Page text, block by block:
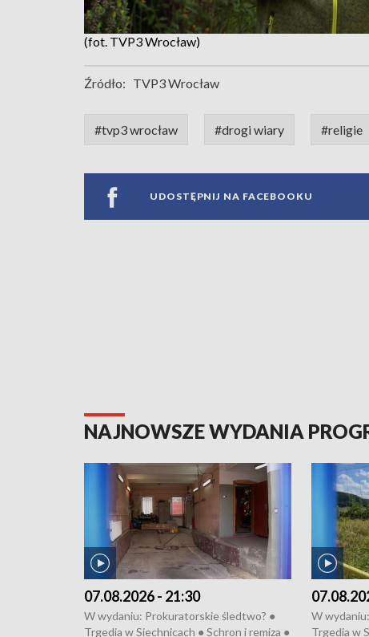
(fot. TVP3 Wrocław)
Źródło: TVP3 Wrocław
#tvp3 wrocław #drogi wiary #religie
UDOSTĘPNIJ NA FACEBOOKU
NAJNOWSZE WYDANIA
07.08.2026 - 21:30
W wydaniu: Prokuratorskie śledtwo? ●
Trgedia w Siechnicach ● Schron i remiza ●
W
Trgedia w